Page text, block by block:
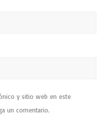
y sitio web en este
un comentario.